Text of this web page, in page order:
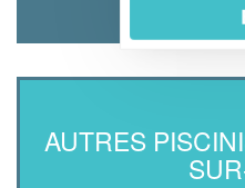
AUTRES